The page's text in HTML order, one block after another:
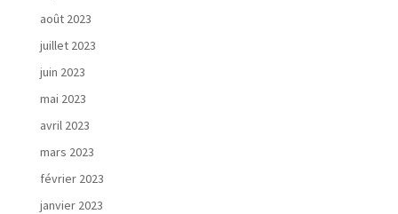
août 2023
juillet 2023
juin 2023
mai 2023
avril 2023
mars 2023
février 2023
janvier 2023